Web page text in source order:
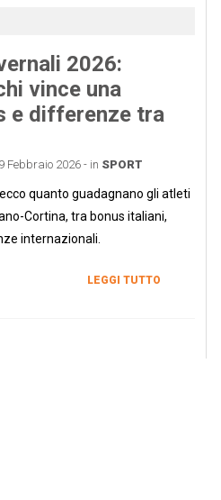
2026:
vince una
e differenze tra
Febbraio 2026 - in SPORT
quanto guadagnano gli atleti
Cortina, tra bonus italiani,
internazionali.
LEGGI TUTTO